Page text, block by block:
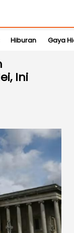
Hiburan Gaya
Ini